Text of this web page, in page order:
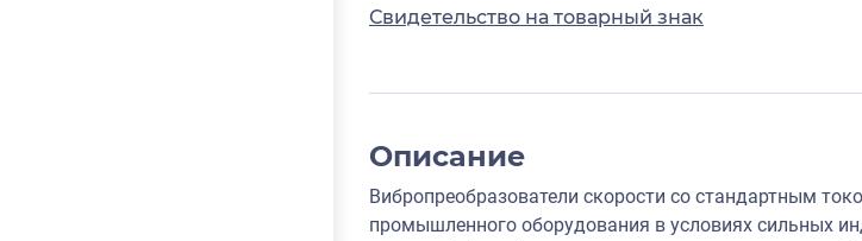
Свидетельство на товарный знак
Описание
Вибропреобразователи скорости со стандартным
промышленного оборудования в условиях сильных